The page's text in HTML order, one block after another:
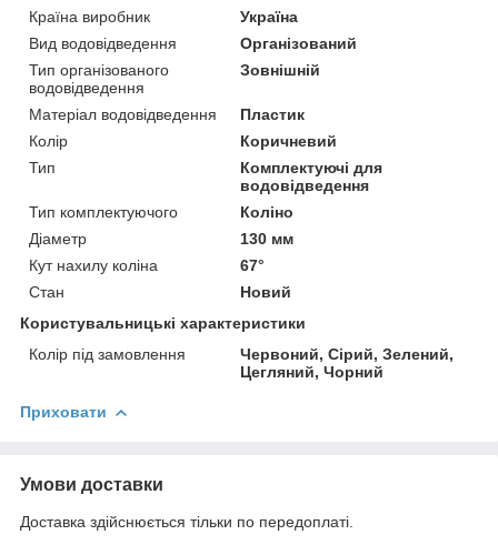
Країна виробник
Україна
Вид водовідведення
Організований
Тип організованого
водовідведення
Зовнішній
Матеріал водовідведення
Пластик
Колір
Коричневий
Тип
Комплектуючі для
водовідведення
Тип комплектуючого
Коліно
Діаметр
130 мм
Кут нахилу коліна
67°
Стан
Новий
Користувальницькі характеристики
Колір під замовлення
Червоний, Сірий, Зелений,
Цегляний, Чорний
Приховати
Умови доставки
Доставка здійснюється тільки по передоплаті.